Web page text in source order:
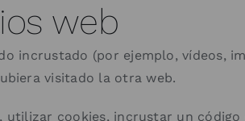
web
incrustado (por ejemplo, vídeos,
visitado la otra web.
cookies, incrustar un